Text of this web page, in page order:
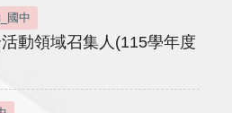
國中
動領域召集人(115學年度